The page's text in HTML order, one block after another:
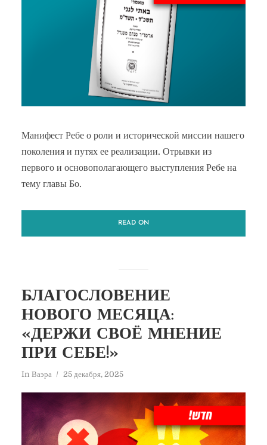
Манифест Ребе о роли и исторической миссии нашего
поколения и путях ее реализации. Отрывки из
первого и основополагающего выступления Ребе на
тему главы Бо.
READ ON
БЛАГОСЛОВЕНИЕ
НОВОГО МЕСЯЦА:
«ДЕРЖИ СВОЁ МНЕНИЕ
ПРИ СЕБЕ!»
In Ваэра 25 декабря, 2025